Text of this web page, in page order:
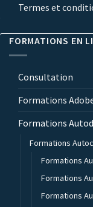
Termes et
FORMATIONS EN
Consultation
Formations
Formations
Formations
Formations
Formations
Formations